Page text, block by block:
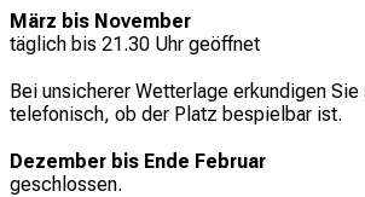
März bis November
täglich bis 21.30 Uhr geöffnet
Bei unsicherer Wetterlage erkundigen
telefonisch, ob der Platz bespielbar ist.
Dezember bis Ende Februar
geschlossen.